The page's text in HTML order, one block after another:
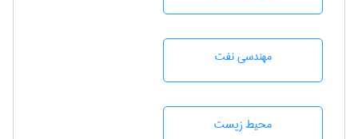
مهندسی نفت
محيط زيست